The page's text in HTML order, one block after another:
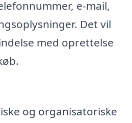
e-mail,
Det vil
med oprettelse
og organisatoriske